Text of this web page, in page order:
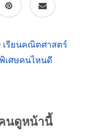
เรียนคณิตศาสตร์
เศษคนไหนดี
นดูหน้านี้